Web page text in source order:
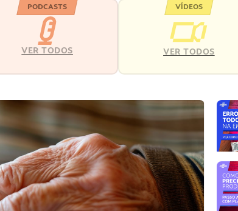
PODCASTS
VER TODOS
VÍDEOS
VER TODOS